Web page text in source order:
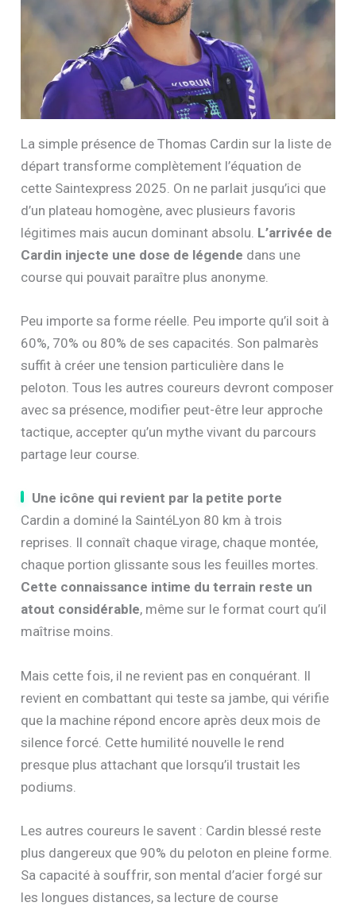
La simple présence de Thomas Cardin sur la liste de
départ transforme complètement l’équation de
cette Saintexpress 2025. On ne parlait jusqu’ici que
d’un plateau homogène, avec plusieurs favoris
légitimes mais aucun dominant absolu. L’arrivée de
Cardin injecte une dose de légende dans une
course qui pouvait paraître plus anonyme.
Peu importe sa forme réelle. Peu importe qu’il soit à
60%, 70% ou 80% de ses capacités. Son palmarès
suffit à créer une tension particulière dans le
peloton. Tous les autres coureurs devront composer
avec sa présence, modifier peut-être leur approche
tactique, accepter qu’un mythe vivant du parcours
partage leur course.
Une icône qui revient par la petite porte
Cardin a dominé la SaintéLyon 80 km à trois
reprises. Il connaît chaque virage, chaque montée,
chaque portion glissante sous les feuilles mortes.
Cette connaissance intime du terrain reste un
atout considérable, même sur le format court qu’il
maîtrise moins.
Mais cette fois, il ne revient pas en conquérant. Il
revient en combattant qui teste sa jambe, qui vérifie
que la machine répond encore après deux mois de
silence forcé. Cette humilité nouvelle le rend
presque plus attachant que lorsqu’il trustait les
podiums.
Les autres coureurs le savent : Cardin blessé reste
plus dangereux que 90% du peloton en pleine forme.
Sa capacité à souffrir, son mental d’acier forgé sur
les longues distances, sa lecture de course